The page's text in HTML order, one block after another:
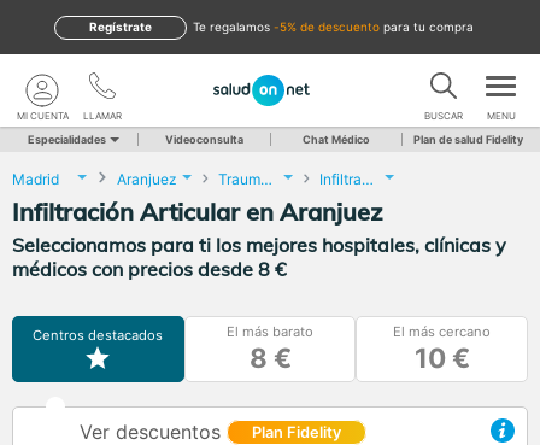
te regalamos -5% de descuento para tu compra
Regístrate
LLAMAR
MI CUENTA BUSCAR MENU
Especialidades Videoconsulta Chat Médico Plan de salud Fidelity
Madrid Aranjuez Traumatología y Cirugía Ortopédica Infiltración Articular
Infiltración Articular en Aranjuez
Seleccionamos para ti los mejores hospitales, clínicas y
médicos con precios desde 8 €
Centros destacados El más barato
8 €
El más cercano
10 €
Ver descuentos Plan Fidelity